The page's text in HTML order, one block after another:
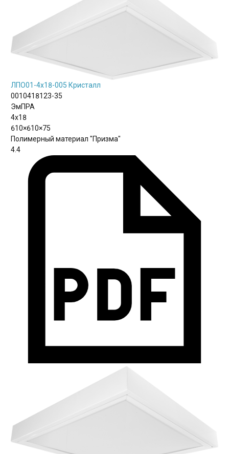
ЛПО01-4х18-005 Кристалл
0010418123-35
ЭмПРА
4х18
610×610×75
Полимерный материал "Призма"
4.4